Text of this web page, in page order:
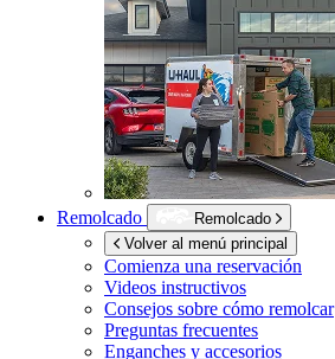
Remolcado
Remolcado
Volver al menú principal
Comienza una reservación
Videos instructivos
Consejos sobre cómo remolcar
Preguntas frecuentes
Enganches y accesorios